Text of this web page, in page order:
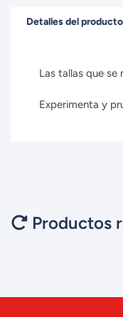
Detalles del producto
Las tallas que se
Experimenta y
Productos